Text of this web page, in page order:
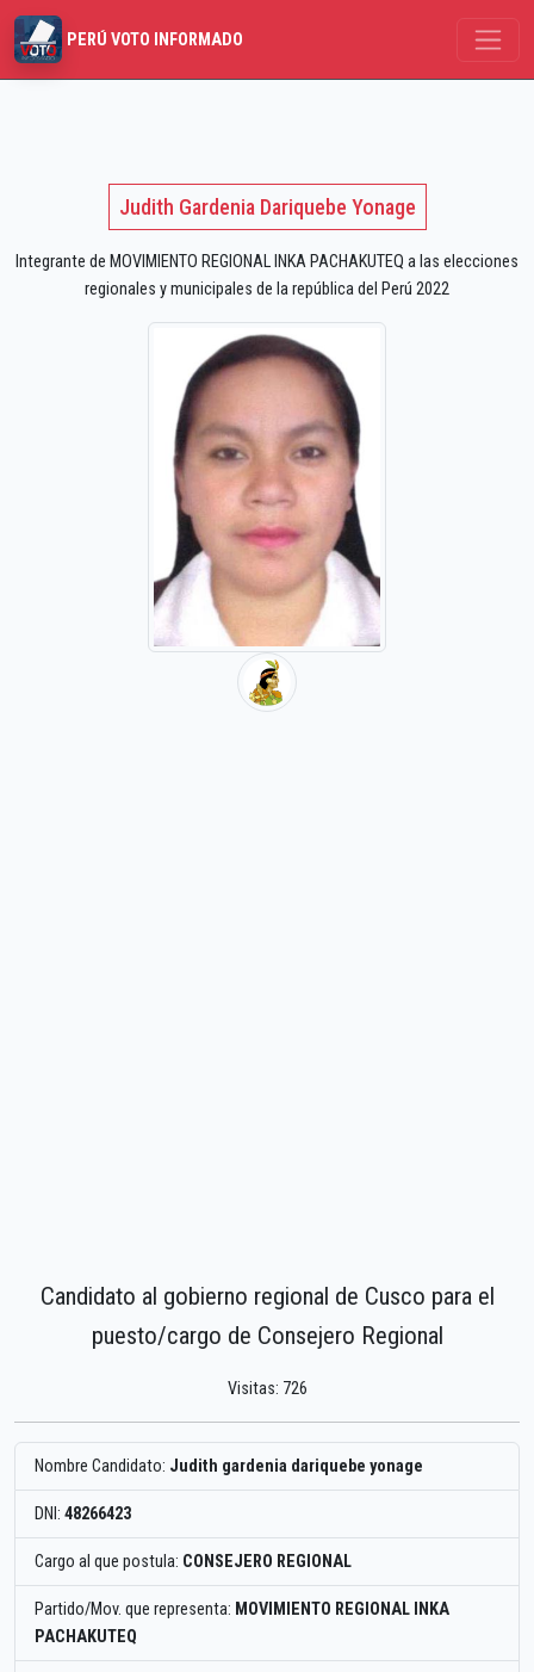
PERÚ VOTO INFORMADO
Judith Gardenia Dariquebe Yonage
Integrante de MOVIMIENTO REGIONAL INKA PACHAKUTEQ a las elecciones
regionales y municipales de la república del Perú 2022
Candidato al gobierno regional de Cusco para el
puesto/cargo de Consejero Regional
Visitas: 726
Nombre Candidato: Judith gardenia dariquebe yonage
DNI: 48266423
Cargo al que postula: CONSEJERO REGIONAL
Partido/Mov. que representa: MOVIMIENTO REGIONAL INKA
PACHAKUTEQ